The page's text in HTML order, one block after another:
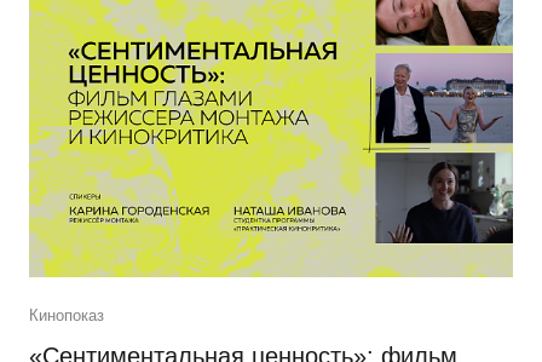
Кинопоказ
«Сентиментальная ценность»: фильм